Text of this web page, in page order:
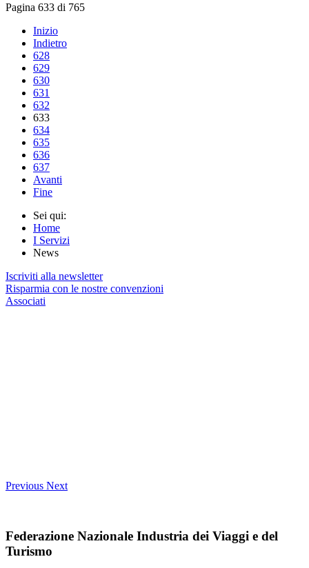
Pagina 633 di 765
Inizio
Indietro
628
629
630
631
632
633
634
635
636
637
Avanti
Fine
Sei qui:
Home
I Servizi
News
Iscriviti alla newsletter
Risparmia con le nostre convenzioni
Associati
Previous Next
Federazione Nazionale Industria dei Viaggi e del
Turismo